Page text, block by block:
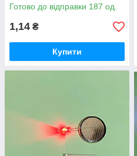
Готово до відправки 187 од.
1,14 ₴
Купити